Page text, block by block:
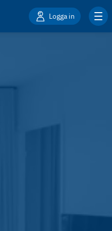
Logga in